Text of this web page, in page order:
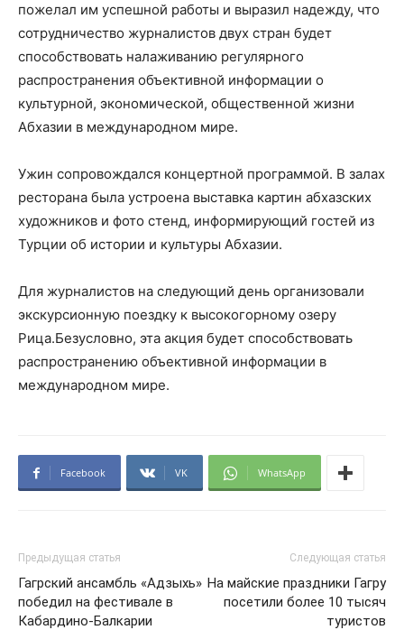
пожелал им успешной работы и выразил надежду, что
сотрудничество журналистов двух стран будет
способствовать налаживанию регулярного
распространения объективной информации о
культурной, экономической, общественной жизни
Абхазии в международном мире.
Ужин сопровождался концертной программой. В залах
ресторана была устроена выставка картин абхазских
художников и фото стенд, информирующий гостей из
Турции об истории и культуры Абхазии.
Для журналистов на следующий день организовали
экскурсионную поездку к высокогорному озеру
Рица.Безусловно, эта акция будет способствовать
распространению объективной информации в
международном мире.
Facebook VK WhatsApp
Предыдущая статья
Гагрский ансамбль «Адзыхь»
победил на фестивале в
Кабардино-Балкарии
Следующая статья
На майские праздники Гагру
посетили более 10 тысяч
туристов